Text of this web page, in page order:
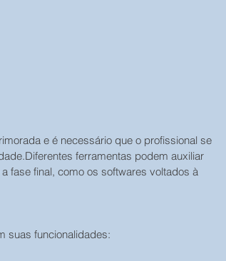
e é necessário que o profissional se
ferramentas podem auxiliar
fase final, como os softwares voltados à
suas funcionalidades: